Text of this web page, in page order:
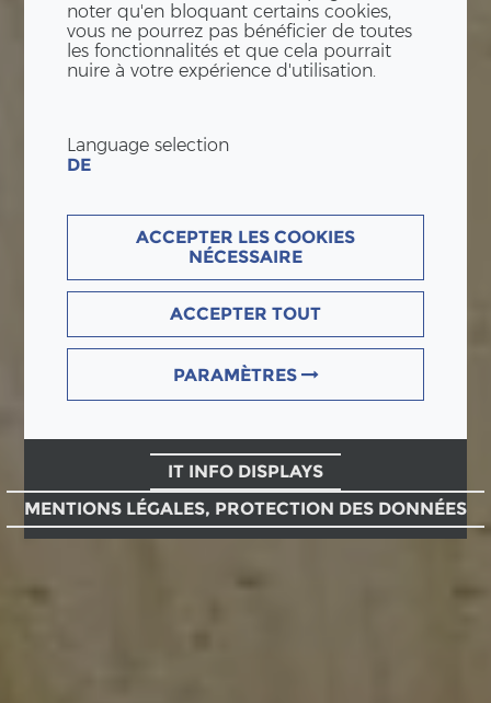
noter qu'en bloquant certains cookies,
vous ne pourrez pas bénéficier de toutes
les fonctionnalités et que cela pourrait
nuire à votre expérience d'utilisation.
Language selection
DE
ACCEPTER LES COOKIES
NÉCESSAIRE
ACCEPTER TOUT
PARAMÈTRES
IT INFO DISPLAYS
MENTIONS LÉGALES, PROTECTION DES DONNÉES